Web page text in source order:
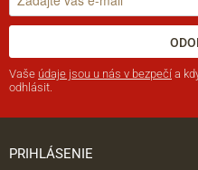
Vaše údaje jsou u nás v bezpečí a
odhlásit.
PRIHLÁSENIE